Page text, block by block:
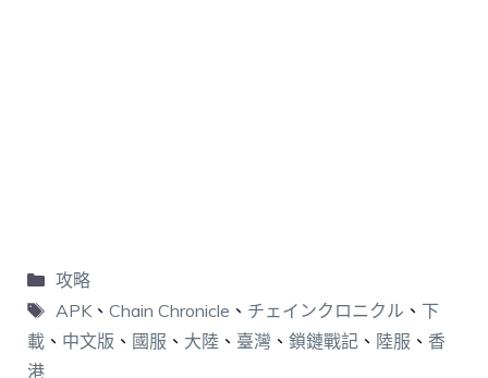
攻略
APK、 Chain Chronicle 、 チェインクロニクル 、 下
載 、 中文版 、 國服 、 大陸 、 臺灣 、 鎖鏈戰記 、 陸服 、 香
港